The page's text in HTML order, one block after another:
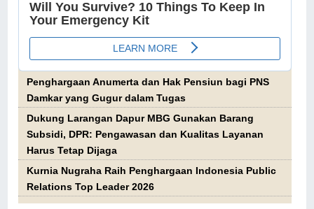
Penghargaan Anumerta dan Hak Pensiun bagi PNS
Damkar yang Gugur dalam Tugas
Dukung Larangan Dapur MBG Gunakan Barang
Subsidi, DPR: Pengawasan dan Kualitas Layanan
Harus Tetap Dijaga
Kurnia Nugraha Raih Penghargaan Indonesia Public
Relations Top Leader 2026